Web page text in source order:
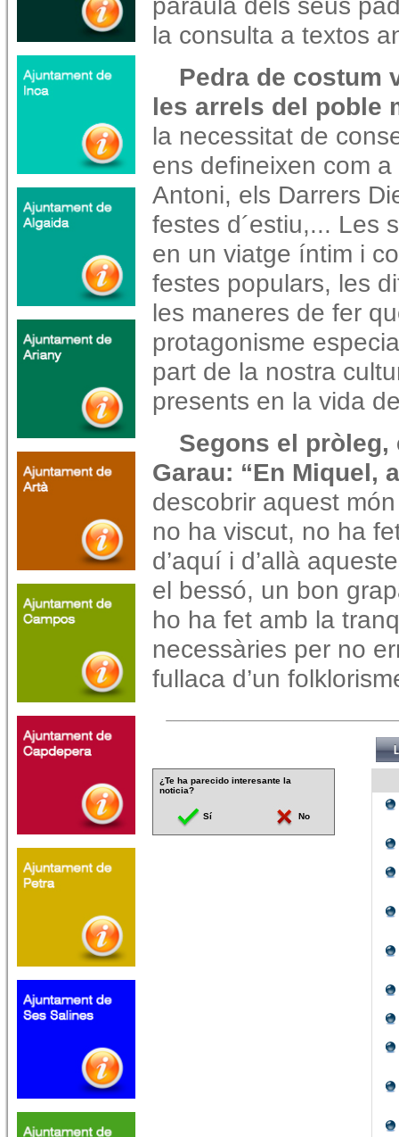
la consulta a textos
Pedra de costum
les arrels del poble
la necessitat de
ens defineixen com
Antoni, els Darrers
festes d´estiu,... Les
en un viatge íntim i
festes populars, les
les maneres de fer
protagonisme
part de la nostra
presents en la vida
Segons el pròleg,
Garau: “En Miquel,
descobrir aquest
no ha viscut, no ha
d’aquí i d’allà
el bessó, un bon
ho ha fet amb la
necessàries per no
fullaca d’un
¿Te ha parecido interesante la
noticia?
Sí No